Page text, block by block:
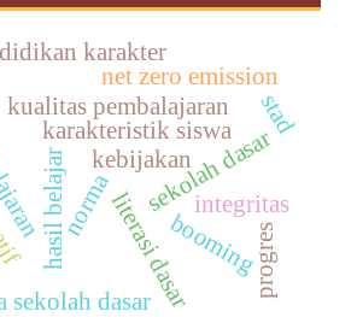
hasil belajar
karakteristik siswa
kualitas pembalajaran
sekolah dasar
literasi dasar
net zero emission
kebijakan
karakter
integritas
norma
sekolah dasar
boomingprogres
stad